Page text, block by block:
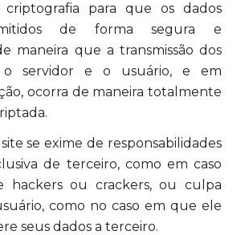
para que os dados
de forma segura e
maneira que a transmissão dos
o servidor e o usuário, e em
ocorra de maneira totalmente
se exime de responsabilidades
de terceiro, como em caso
hackers ou crackers, ou culpa
como no caso em que ele
seus dados a terceiro.